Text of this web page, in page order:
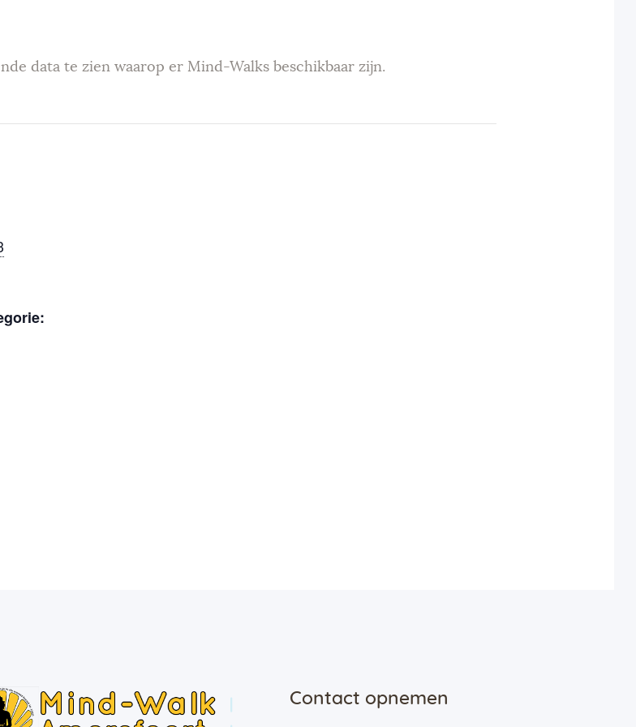
Walk
data te zien waarop er Mind-Walks beschikbaar zijn.
Contact opnemen